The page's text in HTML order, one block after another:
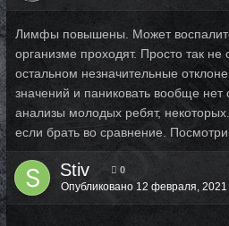
Лимфы повышены. Может
организме проходят. Просто так не
остальном незначительные
значений и паниковать вообще
анализы молодых ребят,
если брать во сравнение.
Stiv 0
Опубликовано 12 февраля, 2021